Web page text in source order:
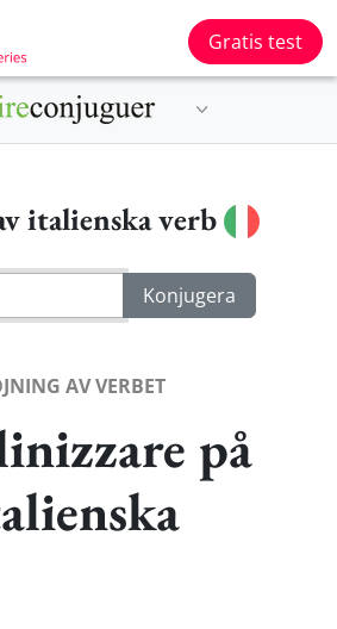
Gratis test
italienska verb
AV VERBET
på